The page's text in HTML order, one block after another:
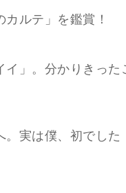
ルテ」を鑑賞！
」。分かりきった
。実は僕、初でした